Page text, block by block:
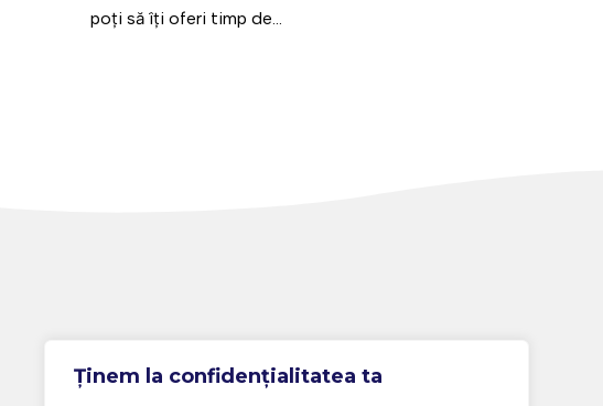
Ținem la confidențialitatea ta
poți să îți oferi timp de...